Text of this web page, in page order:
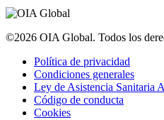
©2026 OIA Global. Todos los
Política de privacidad
Condiciones generales
Ley de Asistencia Sanitaria
Código de conducta
Cookies